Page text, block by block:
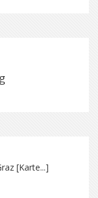
[Karte...]